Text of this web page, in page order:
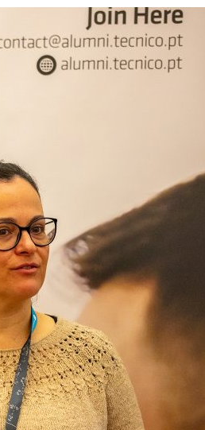
Acreditações A3ES